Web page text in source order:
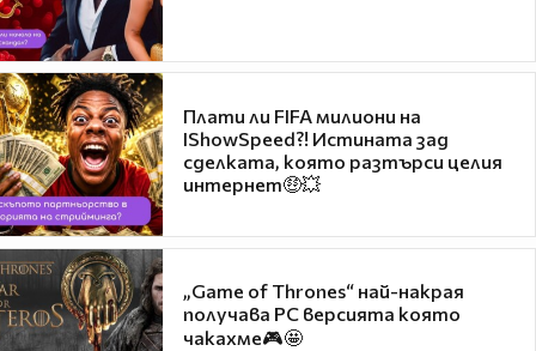
Плати ли FIFA милиони на
IShowSpeed?! Истината зад
сделката, която разтърси целия
интернет🤑💥
„Game of Thrones“ най-накрая
получава PC версията която
чакахме🎮🤩